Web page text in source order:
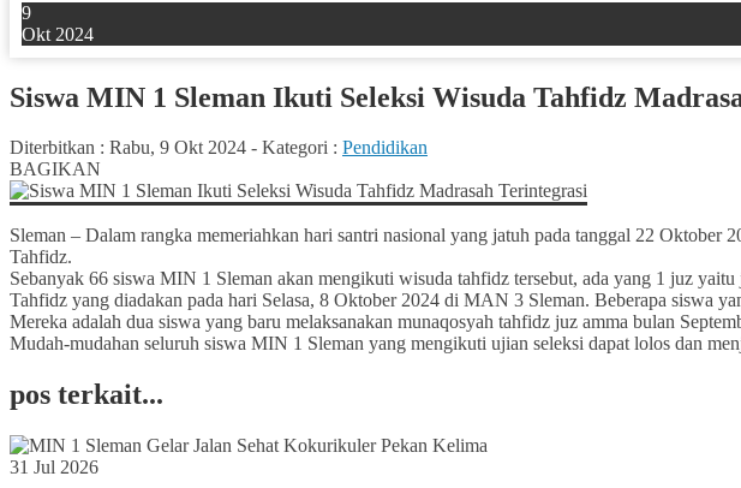
9
Okt 2024
Siswa MIN 1 Sleman Ikuti Seleksi Wisuda Tahfidz
Diterbitkan : Rabu, 9 Okt 2024 - Kategori : Pendidikan
BAGIKAN
Sleman – Dalam rangka memeriahkan hari santri nasional yang jatuh pada tanggal 22
Tahfidz.
Sebanyak 66 siswa MIN 1 Sleman akan mengikuti wisuda tahfidz tersebut, ada yang 1 juz
Tahfidz yang diadakan pada hari Selasa, 8 Oktober 2024 di MAN 3 Sleman. Beberapa siswa
Mereka adalah dua siswa yang baru melaksanakan munaqosyah tahfidz juz amma bulan
Mudah-mudahan seluruh siswa MIN 1 Sleman yang mengikuti ujian seleksi dapat lolos dan
pos terkait...
31 Jul 2026